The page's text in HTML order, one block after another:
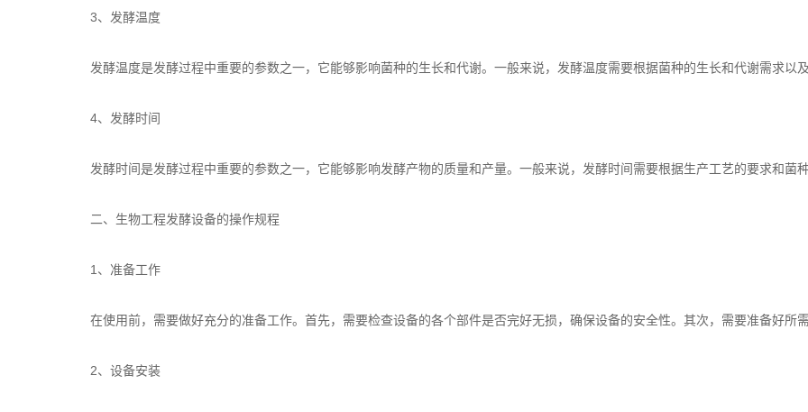
3、发酵温度
发酵温度是发酵过程中重要的参数之一，它能够影响菌种的生长和代谢。一般来说，发酵温度需要根据菌种的生长和代谢需求以及
4、发酵时间
发酵时间是发酵过程中重要的参数之一，它能够影响发酵产物的质量和产量。一般来说，发酵时间需要根据生产工艺的要求和菌种
二、生物工程发酵设备的操作规程
1、准备工作
在使用前，需要做好充分的准备工作。首先，需要检查设备的各个部件是否完好无损，确保设备的安全性。其次，需要准备好所
2、设备安装